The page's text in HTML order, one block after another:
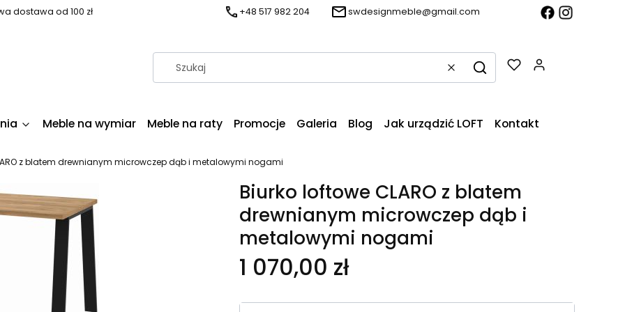
dostawa od 100 zł +48 517 982 204 swdesignmeble@gmail.com
WyczyśćSzukaj
Meble na wymiar Meble na raty Promocje Galeria Blog Jak urządzić LOFT Kontakt
z blatem drewnianym microwczep dąb i metalowymi nogami
Biurko loftowe CLARO z blatem
drewnianym microwczep dąb i
metalowymi nogami
1 070,00 zł